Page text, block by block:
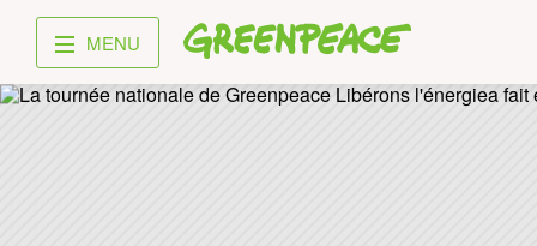
Greenpeace
MENU